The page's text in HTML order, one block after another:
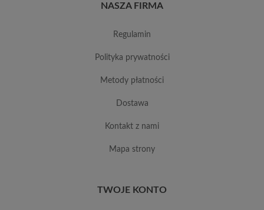
NASZA FIRMA
regulamin
polityka prywatności
metody płatności
dostawa
kontakt z nami
mapa strony
TWOJE KONTO